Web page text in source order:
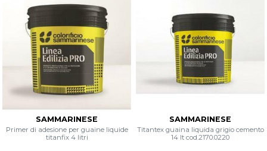
SAMMARINESE
Primer di adesione per guaine liquide
titanfix 4 litri
SAMMARINESE
Titantex guaina liquida grigio cemento
14 lt cod.2170.0220